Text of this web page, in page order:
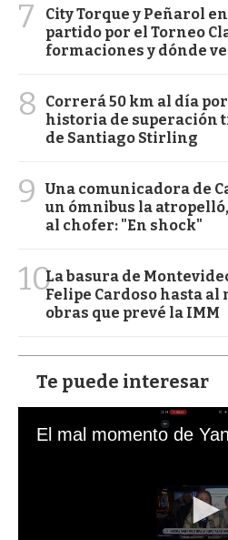
7
City Torque y Peñarol
partido por el Torneo
formaciones y dónde
8
Correrá 50 km al día
historia de superación
de Santiago Stirling
9
Una comunicadora de
un ómnibus la
al chofer: "En shock"
10La basura de
Felipe Cardoso hasta al
obras que prevé la IMM
Te puede interesar